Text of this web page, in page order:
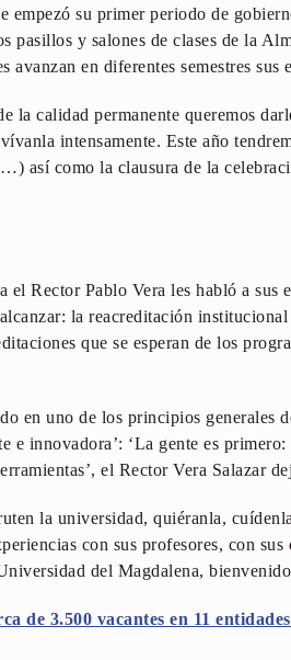
empezó su primer periodo de
pasillos y salones de clases de la
en diferentes semestres sus
la calidad permanente queremos
intensamente. Este año
así como la clausura de la
el Rector Pablo Vera les habló a sus
la reacreditación
que se esperan de los
en uno de los principios generales
e innovadora’: ‘La gente es
el Rector Vera Salazar
la universidad, quiéranla,
con sus profesores, con
del Magdalena,
de 3.500 vacantes en 11